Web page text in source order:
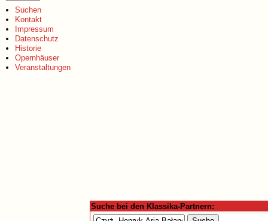
Suchen
Kontakt
Impressum
Datenschutz
Historie
Opernhäuser
Veranstaltungen
Suche bei den Klassika-Partnern: